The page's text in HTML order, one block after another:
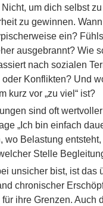
um dich selbst
zu gewinnen.
ein?
ausgebrannt? Wie
nach sozialen
Konflikten? Und
kurz vor „zu viel“ ist?
sind oft
„Ich bin einfach
wo Belastung
Stelle
unsicher bist, ist das
chronischer
ihre Grenzen. Auch